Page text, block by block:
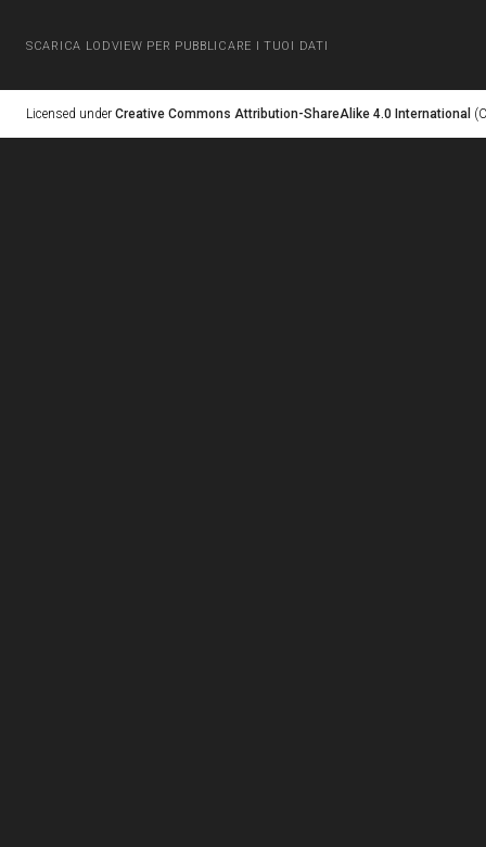
SCARICA LODVIEW PER PUBBLICARE I TUOI DATI
Licensed under Creative Commons Attribution-ShareAlike 4.0 International